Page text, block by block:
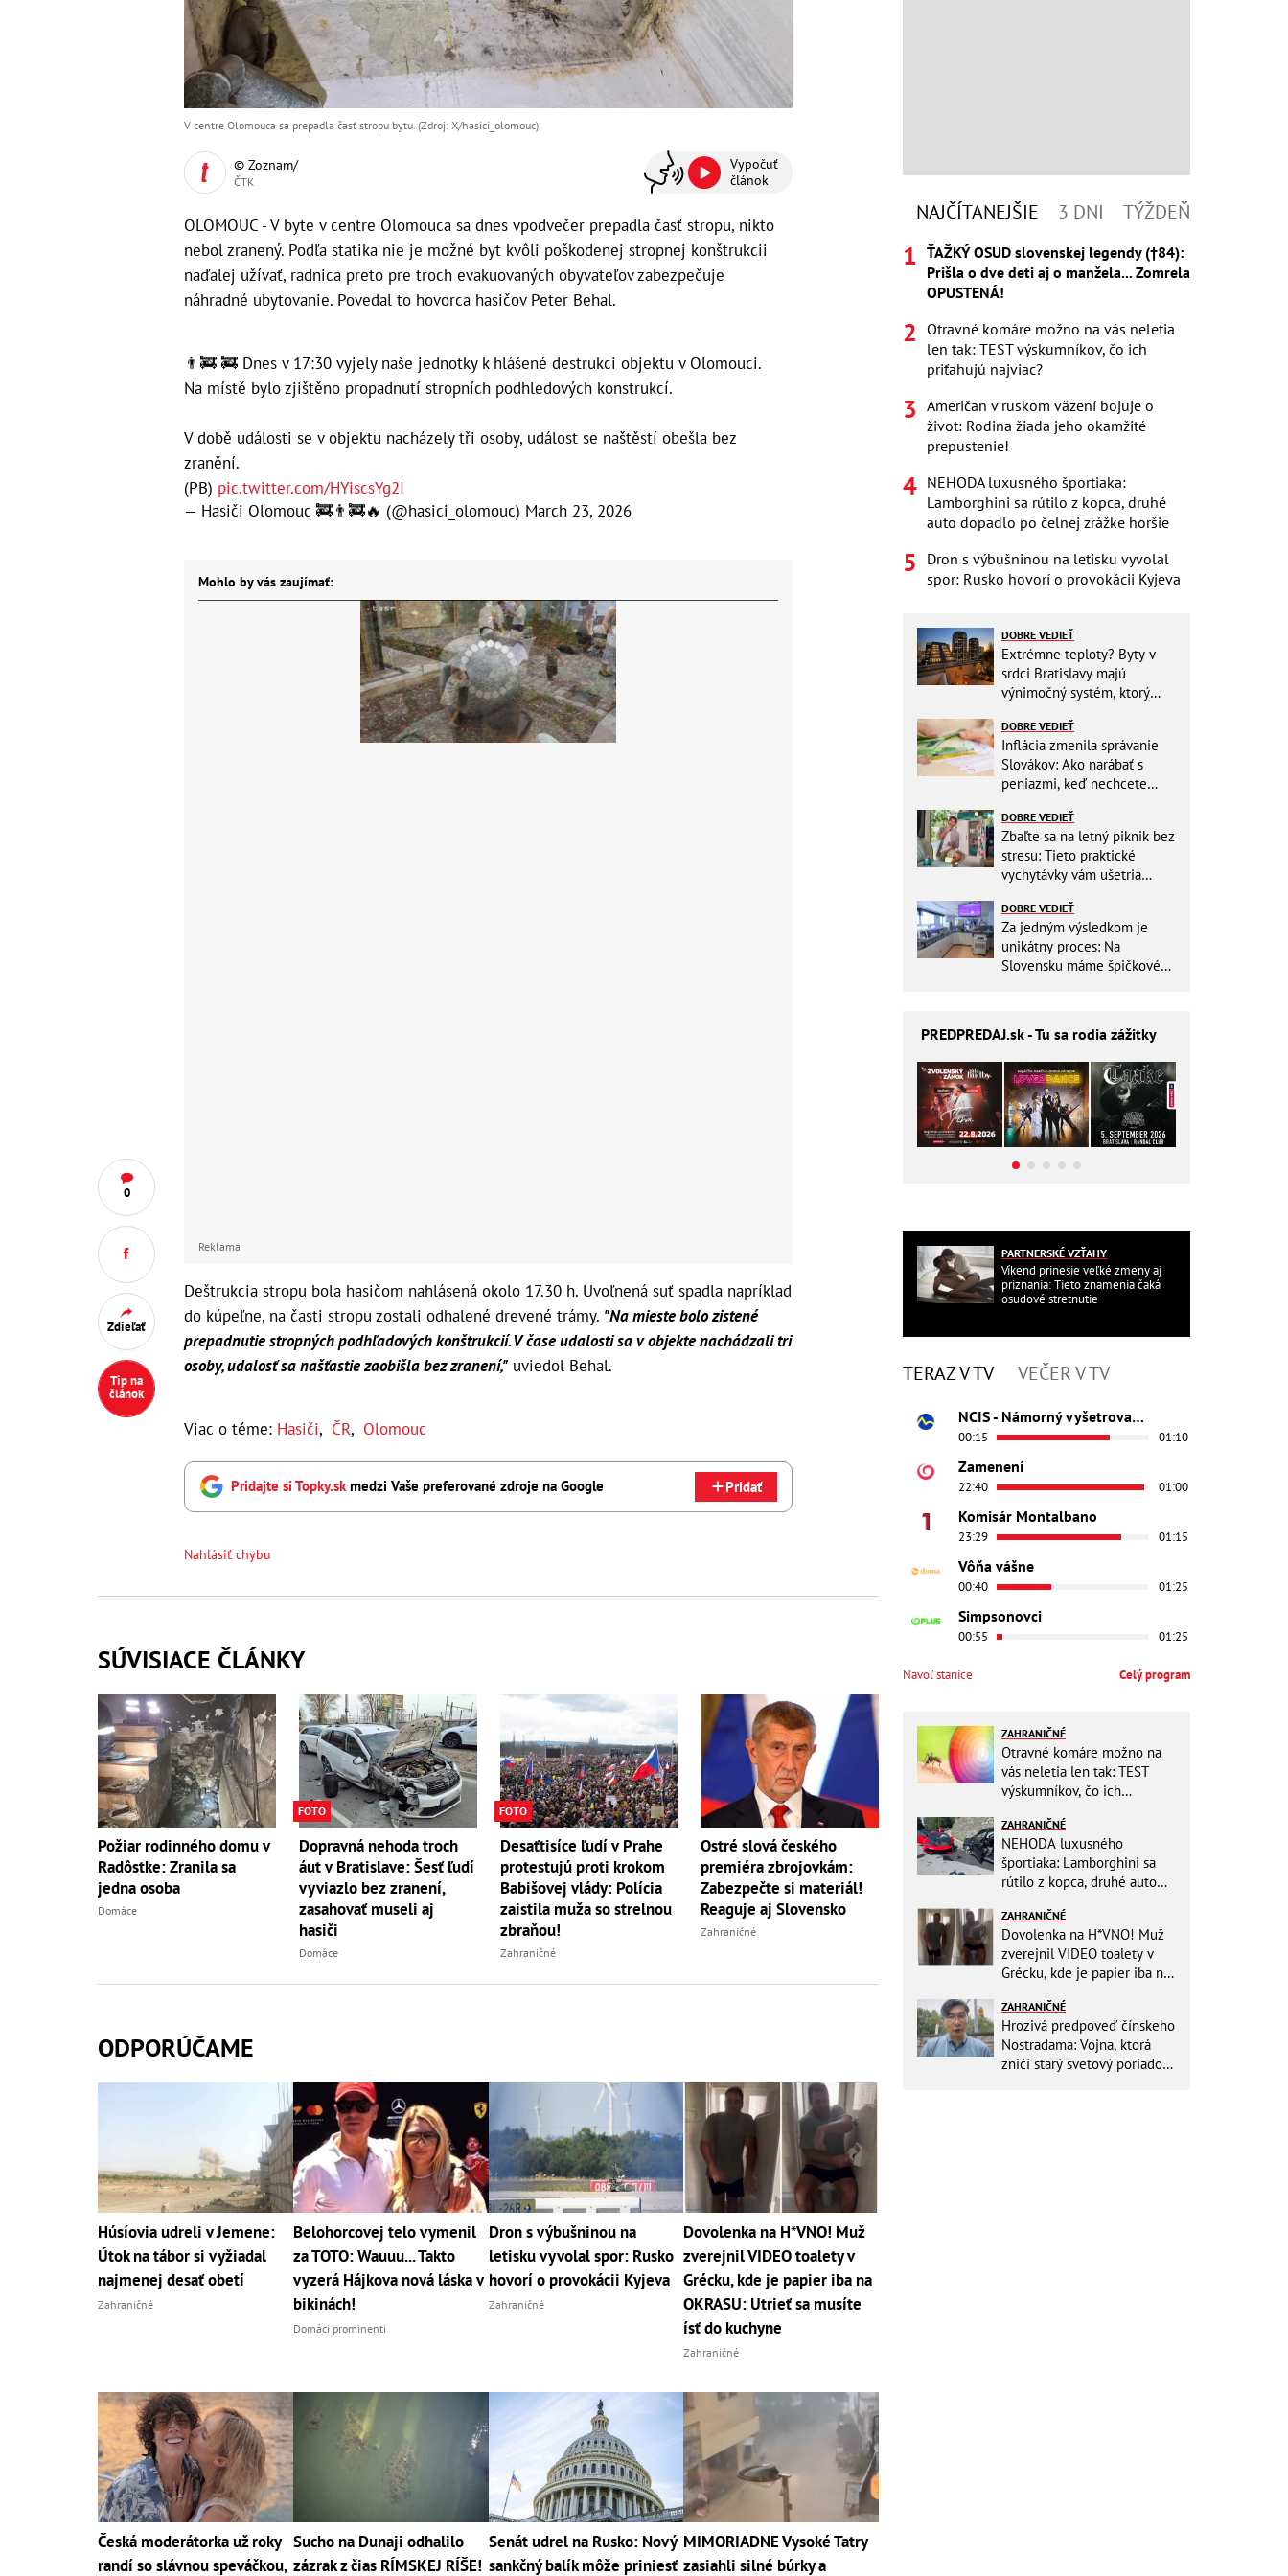
0
Zdieľať
Tip na
článok
V centre Olomouca sa prepadla časť stropu bytu. (Zdroj: X/hasici_olomouc)
© Zoznam/
ČTK
Vypočuť
článok
OLOMOUC - V byte v centre Olomouca sa dnes vpodvečer prepadla časť stropu, nikto
nebol zranený. Podľa statika nie je možné byt kvôli poškodenej stropnej konštrukcii
naďalej užívať, radnica preto pre troch evakuovaných obyvateľov zabezpečuje
náhradné ubytovanie. Povedal to hovorca hasičov Peter Behal.
👨‍🚒 🚒 Dnes v 17:30 vyjely naše jednotky k hlášené destrukci objektu v Olomouci.
Na místě bylo zjištěno propadnutí stropních podhledových konstrukcí.
V době události se v objektu nacházely tři osoby, událost se naštěstí obešla bez
zranění.
(PB) pic.twitter.com/HYiscsYg2I
— Hasiči Olomouc 🚒👨‍🚒🔥 (@hasici_olomouc) March 23, 2026
Mohlo by vás zaujímať:
Reklama
Deštrukcia stropu bola hasičom nahlásená okolo 17.30 h. Uvoľnená suť spadla napríklad
do kúpeľne, na časti stropu zostali odhalené drevené trámy. "Na mieste bolo zistené
prepadnutie stropných podhľadových konštrukcií. V čase udalosti sa v objekte nachádzali tri
osoby, udalosť sa našťastie zaobišla bez zranení," uviedol Behal.
Viac o téme: Hasiči, ČR, Olomouc
Pridajte si Topky.skmedzi Vaše preferované zdroje na Google Pridať
Nahlásiť chybu
SÚVISIACE ČLÁNKY
Požiar rodinného domu v
Radôstke: Zranila sa
jedna osoba
Domáce
FOTO
Dopravná nehoda troch
áut v Bratislave: Šesť ľudí
vyviazlo bez zranení,
zasahovať museli aj
hasiči
Domáce
FOTO
Desaťtisíce ľudí v Prahe
protestujú proti krokom
Babišovej vlády: Polícia
zaistila muža so strelnou
zbraňou!
Zahraničné
Ostré slová českého
premiéra zbrojovkám:
Zabezpečte si materiál!
Reaguje aj Slovensko
Zahraničné
ODPORÚČAME
Húsíovia udreli v Jemene:
Útok na tábor si vyžiadal
najmenej desať obetí
Zahraničné
Belohorcovej telo vymenil
za TOTO: Wauuu... Takto
vyzerá Hájkova nová láska v
bikinách!
Domáci prominenti
Dron s výbušninou na
letisku vyvolal spor: Rusko
hovorí o provokácii Kyjeva
Zahraničné
Dovolenka na H*VNO! Muž
zverejnil VIDEO toalety v
Grécku, kde je papier iba na
OKRASU: Utrieť sa musíte
ísť do kuchyne
Zahraničné
Česká moderátorka už roky
randí so slávnou speváčkou,
Sucho na Dunaji odhalilo
zázrak z čias RÍMSKEJ RÍŠE!
Senát udrel na Rusko: Nový
sankčný balík môže priniesť
MIMORIADNE Vysoké Tatry
zasiahli silné búrky a
NAJČÍTANEJŠIE 3 DNI TÝŽDEŇ
ŤAŽKÝ OSUD slovenskej legendy (†84):
Prišla o dve deti aj o manžela... Zomrela
OPUSTENÁ!
Otravné komáre možno na vás neletia
len tak: TEST výskumníkov, čo ich
priťahujú najviac?
Američan v ruskom väzení bojuje o
život: Rodina žiada jeho okamžité
prepustenie!
NEHODA luxusného športiaka:
Lamborghini sa rútilo z kopca, druhé
auto dopadlo po čelnej zrážke horšie
Dron s výbušninou na letisku vyvolal
spor: Rusko hovorí o provokácii Kyjeva
DOBRE VEDIEŤ
Extrémne teploty? Byty v
srdci Bratislavy majú
výnimočný systém, ktorý
DOBRE VEDIEŤ
Inflácia zmenila správanie
Slovákov: Ako narábať s
peniazmi, keď nechcete
DOBRE VEDIEŤ
Zbaľte sa na letný piknik bez
stresu: Tieto praktické
vychytávky vám ušetria
DOBRE VEDIEŤ
Za jedným výsledkom je
unikátny proces: Na
Slovensku máme špičkové
PREDPREDAJ.sk - Tu sa rodia zážitky
PARTNERSKÉ VZŤAHY
Víkend prinesie veľké zmeny aj
priznania: Tieto znamenia čaká
osudové stretnutie
TERAZ V TV VEČER V TV
NCIS - Námorný vyšetrovací úrad
00:15 01:10
Zamenení
22:40 01:00
Komisár Montalbano
23:29 01:15
Vôňa vášne
00:40 01:25
Simpsonovci
00:55 01:25
Navoľ stanice Celý program
ZAHRANIČNÉ
Otravné komáre možno na
vás neletia len tak: TEST
výskumníkov, čo ich
ZAHRANIČNÉ
NEHODA luxusného
športiaka: Lamborghini sa
rútilo z kopca, druhé auto
horšie
ZAHRANIČNÉ
Dovolenka na H*VNO! Muž
zverejnil VIDEO toalety v
Grécku, kde je papier iba na
do kuchyne
ZAHRANIČNÉ
Hrozivá predpoveď čínskeho
Nostradama: Vojna, ktorá
zničí starý svetový poriadok!